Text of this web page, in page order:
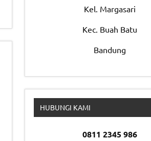
Kel. Margasari
Kec. Buah Batu
Bandung
HUBUNGI KAMI
0811 2345 986